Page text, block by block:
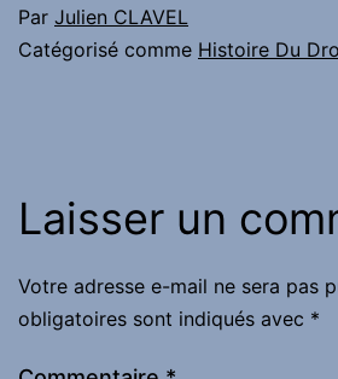
Par Julien CLAVEL
Catégorisé comme Histoire Du
Laisser un
Votre adresse e-mail ne sera pas
obligatoires sont indiqués avec *